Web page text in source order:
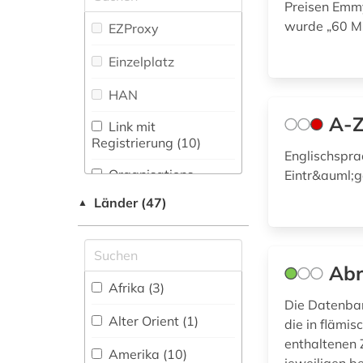
Neugriechische
Philologie. Neulatein
(26)
Kunstgeschichte (83)
Maschinenbau (1)
Mathematik (16)
Kommunikationswissenschaften,
Medizin (22)
Musikwissenschaft
Umweltschutz (6)
antiheld (1)
aquarell (1)
(2)
arabistik (1)
architektur (12)
architekturgeschichte
(1)
Zeitungs-,
Zeitschriftenbibliographie
(14)
EZProxy
Einzelplatz
HAN
Link mit
Registrierung (10)
Organisations-
Shibboleth
Zugriff vor Ort
▲ Länder (47)
Afrika (3)
Alter Orient (1)
Amerika (10)
Preisen
wurde „60
A-
Die
die in
enthaltenen